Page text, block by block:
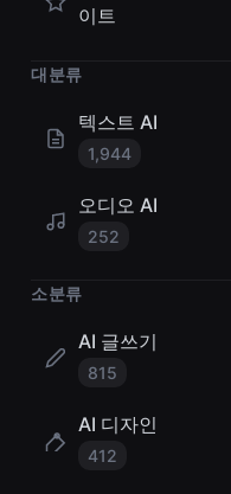
이트
대분류
텍스트 AI
1,944
오디오 AI
252
소분류
AI 글쓰기
815
AI 디자인
412